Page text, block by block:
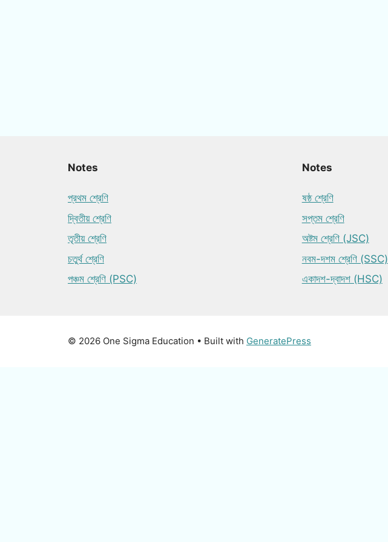
Notes
প্রথম শ্রেণি
দ্বিতীয় শ্রেণি
তৃতীয় শ্রেণি
চতুর্থ শ্রেণি
পঞ্চম শ্রেণি (PSC)
Notes
ষষ্ঠ শ্রেণি
সপ্তম শ্রেণি
অষ্টম শ্রেণি (JSC)
নবম-দশম শ্রেণি (SSC)
একাদশ-দ্বাদশ (HSC)
© 2026 One Sigma Education • Built with GeneratePress